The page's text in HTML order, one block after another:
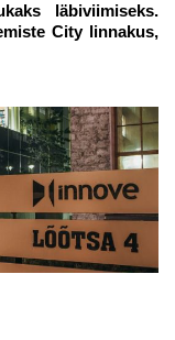
läbiviimiseks.
City linnakus,